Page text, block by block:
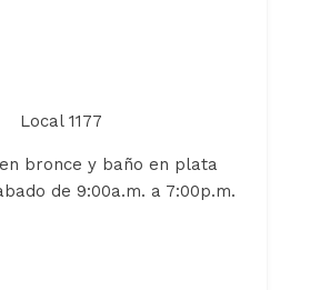
Local 1177
bronce y baño en plata
de 9:00a.m. a 7:00p.m.